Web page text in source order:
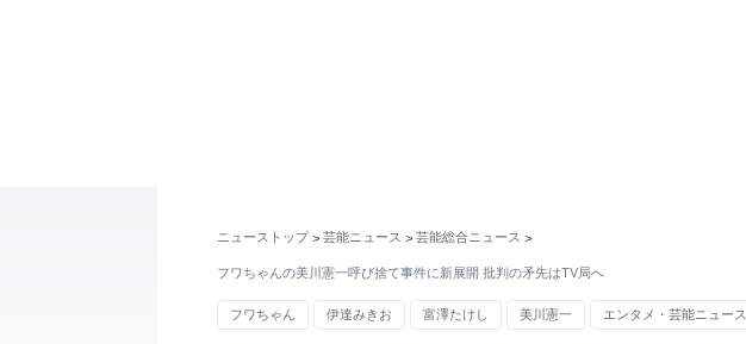
ニューストップ > 芸能ニュース > 芸能総合ニュース >
フワちゃんの美川憲一呼び捨て事件に新展開 批判の矛先はTV局へ
フワちゃん 伊達みきお 富澤たけし 美川憲一 エンタメ・芸能ニュース